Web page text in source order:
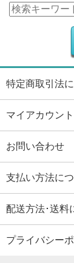
特定商取引法
マイアカウント
お問い合わせ
支払い方法に
配送方法･送料
プライバシー